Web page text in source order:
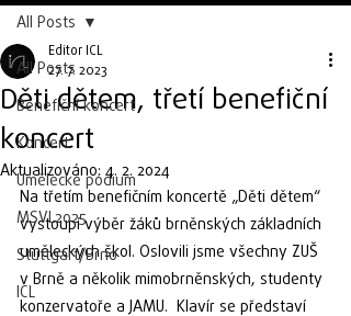
All Posts
Benefiční koncert
Koncert
Umělecké pódium
MSVL2025
Stuttgart/Brno
ICL
All Posts
Děti dětem, třetí benefiční
koncert
Editor ICL
27. 7. 2023
Aktualizováno: 4. 2. 2024
Na třetím benefičním koncertě „Děti dětem“
vystoupí výběr žáků brněnských základních
uměleckých škol. Oslovili jsme všechny ZUŠ
v Brně a několik mimobrněnských, studenty
konzervatoře a JAMU.  Klavír se představí